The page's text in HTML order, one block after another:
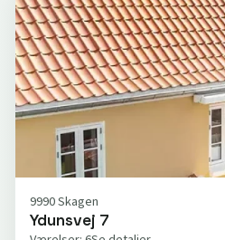
9990 Skagen
Ydunsvej 7